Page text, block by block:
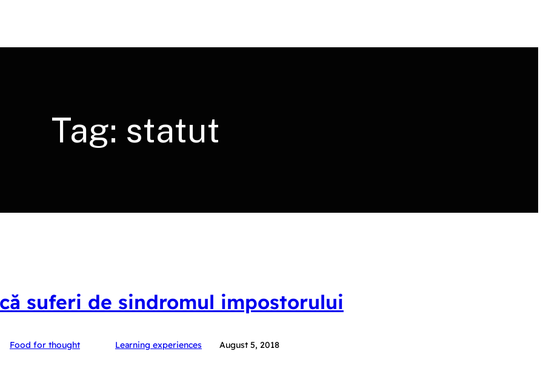
Tag: statut
suferi de sindromul impostorului
Food for thought Learning experiences August 5, 2018